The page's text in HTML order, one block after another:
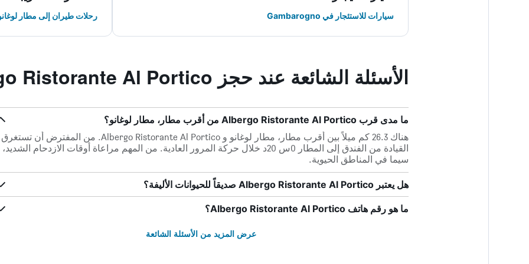
سيارات للاستئجار في Gambarogno رحلات طيران إلى مطار
الأسئلة الشائعة عند حجز Albergo Ristorante Al Portico
ما مدى قرب Albergo Ristorante Al Portico من أقرب مطار، مطار لوغانو؟
هناك 26.3 كم ميلاً بين أقرب مطار، مطار لوغانو و Albergo Ristorante Al Portico. من المفترض أن تستغرق
القيادة من الفندق إلى المطار 0س 20د خلال حركة المرور العادية. من المهم مراعاة أوقات الازدحام
سيما في المناطق الحيوية.
هل يعتبر Albergo Ristorante Al Portico صديقاً للحيوانات الأليفة؟
ما هو رقم هاتف Albergo Ristorante Al Portico؟
عرض المزيد من الأسئلة الشائعة